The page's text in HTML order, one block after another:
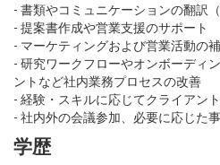
- 書類やコミュニケーションの翻訳
- 提案書作成や営業支援のサポート
- マーケティングおよび営業活動の
- 研究ワークフローやオンボーディ
ントなど社内業務プロセスの改善
- 経験・スキルに応じてクライアン
- 社内外の会議参加、必要に応じた
学歴